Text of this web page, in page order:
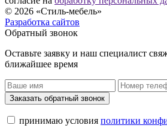
© 2026 «Стиль-мебель»
Разработка сайтов
Обратный звонок
Оставьте заявку и наш специалист
ближайшее время
Заказать обратный звонок
принимаю условия политики